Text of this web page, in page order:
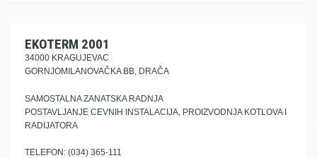
EKOTERM 2001
34000 KRAGUJEVAC
GORNJOMILANOVAČKA BB, DRAČA
SAMOSTALNA ZANATSKA RADNJA
POSTAVLJANJE CEVNIH INSTALACIJA, PROIZVODNJA KOTLOVA I
RADIJATORA
TELEFON: (034) 365-111